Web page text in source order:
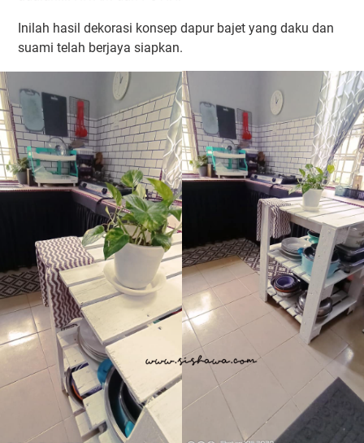
Inilah hasil dekorasi konsep dapur bajet yang daku dan
suami telah berjaya siapkan.